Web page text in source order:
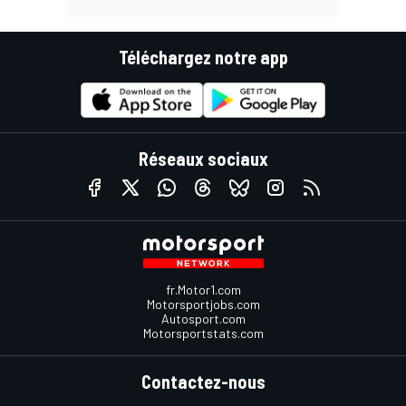
Téléchargez notre app
Réseaux sociaux
fr.Motor1.com
Motorsportjobs.com
Autosport.com
Motorsportstats.com
Contactez-nous